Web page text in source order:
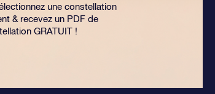
une constellation
& recevez un PDF de
GRATUIT !